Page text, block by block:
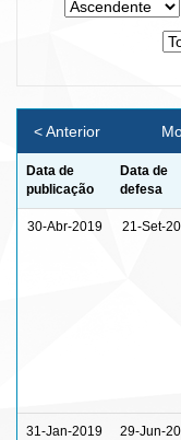
< Anterior
Data de
publicação
Data de
defesa
30-Abr-2019 21-Set-
31-Jan-2019 29-Jun-